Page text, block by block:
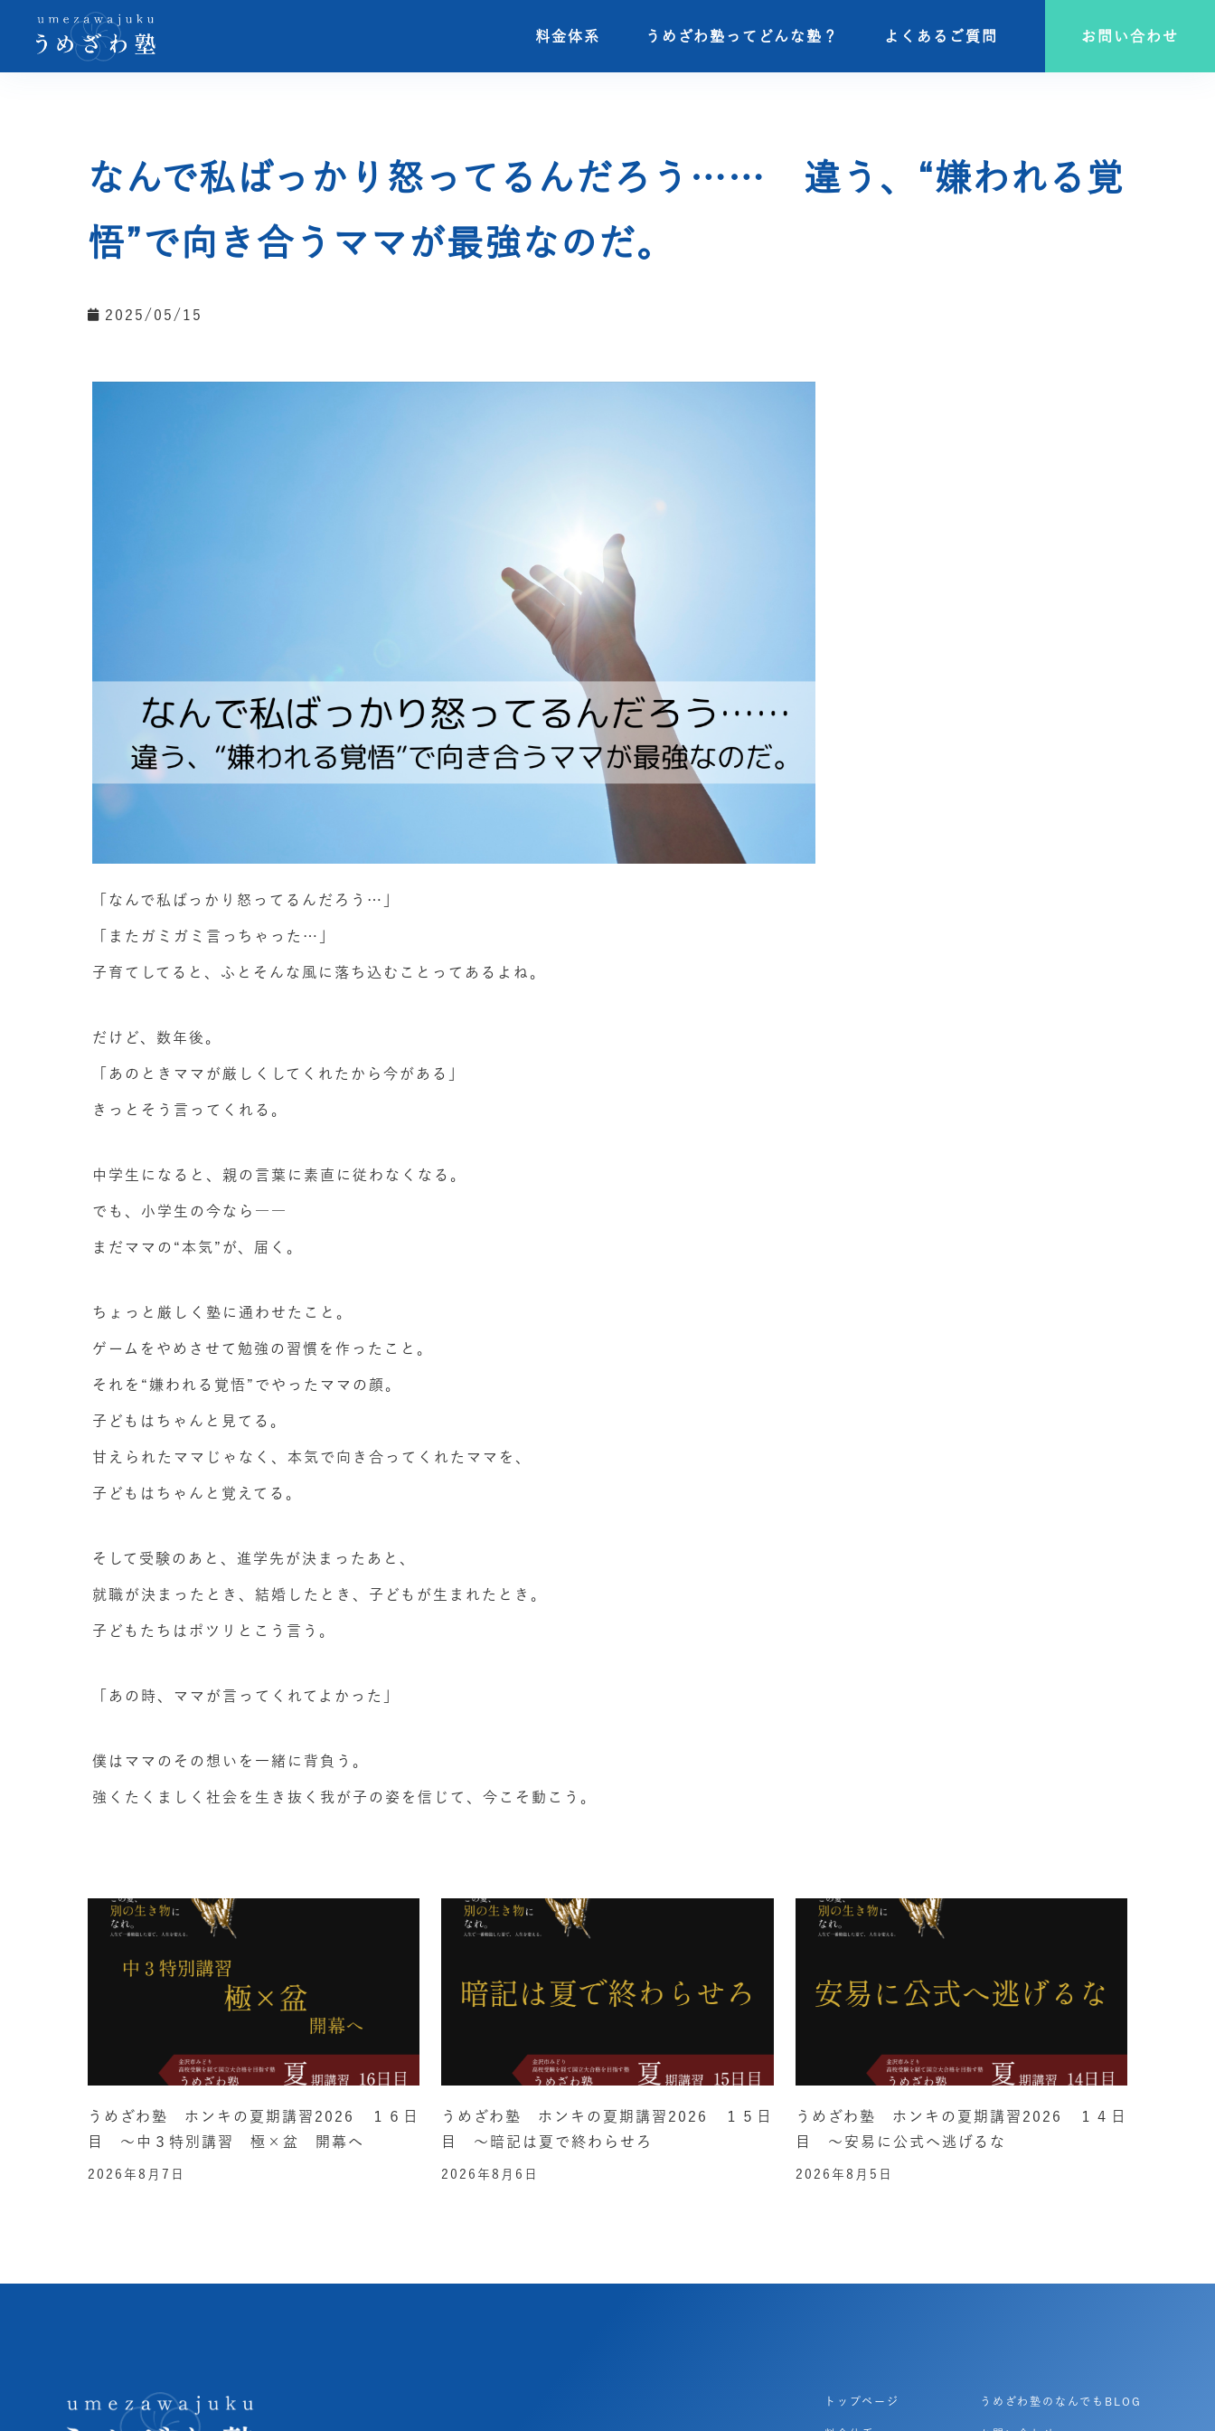
料金体系 うめざわ塾ってどんな塾？ よくあるご質問 お問い合わせ
料金体系 うめざわ塾ってどんな塾？ よくあるご質問 お問い合わせ
なんで私ばっかり怒ってるんだろう…… 違う、“嫌われる覚
悟”で向き合うママが最強なのだ。
2025/05/15
「なんで私ばっかり怒ってるんだろう…」
「またガミガミ言っちゃった…」
子育てしてると、ふとそんな風に落ち込むことってあるよね。
だけど、数年後。
「あのときママが厳しくしてくれたから今がある」
きっとそう言ってくれる。
中学生になると、親の言葉に素直に従わなくなる。
でも、小学生の今なら――
まだママの“本気”が、届く。
ちょっと厳しく塾に通わせたこと。
ゲームをやめさせて勉強の習慣を作ったこと。
それを“嫌われる覚悟”でやったママの顔。
子どもはちゃんと見てる。
甘えられたママじゃなく、本気で向き合ってくれたママを、
子どもはちゃんと覚えてる。
そして受験のあと、進学先が決まったあと、
就職が決まったとき、結婚したとき、子どもが生まれたとき。
子どもたちはポツリとこう言う。
「あの時、ママが言ってくれてよかった」
僕はママのその想いを一緒に背負う。
強くたくましく社会を生き抜く我が子の姿を信じて、今こそ動こう。
うめざわ塾 ホンキの夏期講習2026 １６日
目 ～中３特別講習 極×盆 開幕へ
2026年8月7日
うめざわ塾 ホンキの夏期講習2026 １５日
目 ～暗記は夏で終わらせろ
2026年8月6日
うめざわ塾 ホンキの夏期講習2026 １４日
目 ～安易に公式へ逃げるな
2026年8月5日
トップページ うめざわ塾のなんでもBLOG